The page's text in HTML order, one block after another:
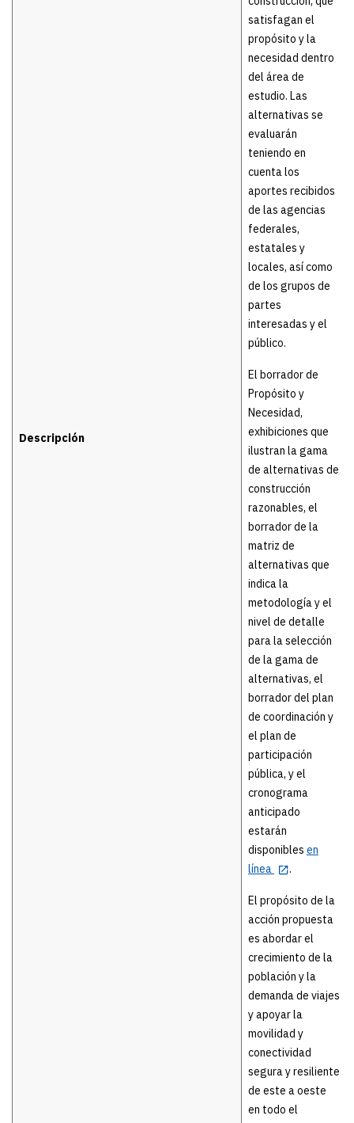
Descripción
satisfagan el
propósito y la
necesidad dentro
del área de
estudio. Las
alternativas se
evaluarán
teniendo en
cuenta los
aportes recibidos
de las agencias
federales,
estatales y
locales, así como
de los grupos de
partes
interesadas y el
público.
El borrador de
Propósito y
Necesidad,
exhibiciones que
ilustran la gama
de alternativas de
construcción
razonables, el
borrador de la
matriz de
alternativas que
indica la
metodología y el
nivel de detalle
para la selección
de la gama de
alternativas, el
borrador del plan
de coordinación y
el plan de
participación
pública, y el
cronograma
anticipado
estarán
disponibles en
línea
.
El propósito de la
acción propuesta
es abordar el
crecimiento de la
población y la
demanda de viajes
y apoyar la
movilidad y
conectividad
segura y resiliente
de este a oeste
en todo el